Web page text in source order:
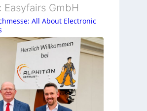
Easyfairs GmbH
All About Electronic